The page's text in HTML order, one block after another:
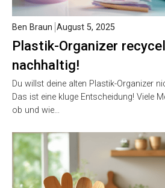
Plastik-Organizer
nachhaltig!
Ben Braun August 5, 2025
Du willst deine alten Plastik-Organizer
Das ist eine kluge Entscheidung! Viele
ob und wie…